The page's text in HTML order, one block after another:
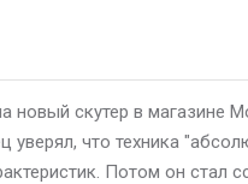
скутер в магазине
что техника
Потом он стал